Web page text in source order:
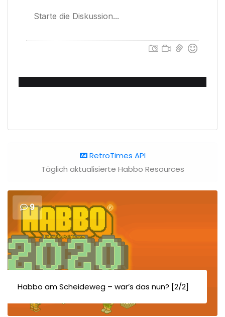
RetroTimes API
Täglich aktualisierte Habbo Resources
9
Habbo am Scheideweg – war’s das nun? [2/2]